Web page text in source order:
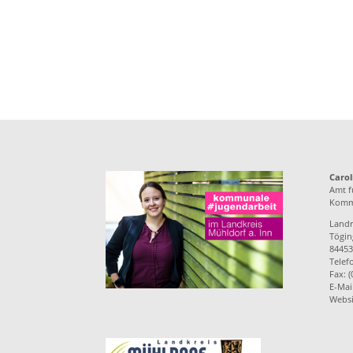
Amt
Fax:
E-